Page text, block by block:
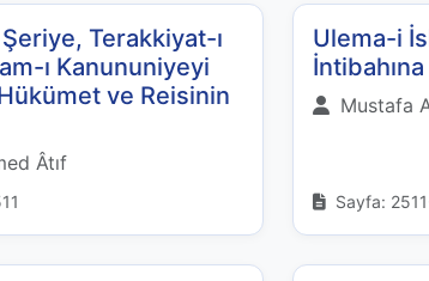
Terakkiyat-ı
ı Kanununiyeyi
ve Reisinin
Âtıf
Ulema-i
İntibahına
Mustafa
Sayfa: